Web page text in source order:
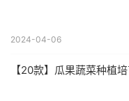
2024-04-06
【20款】瓜果蔬菜种植